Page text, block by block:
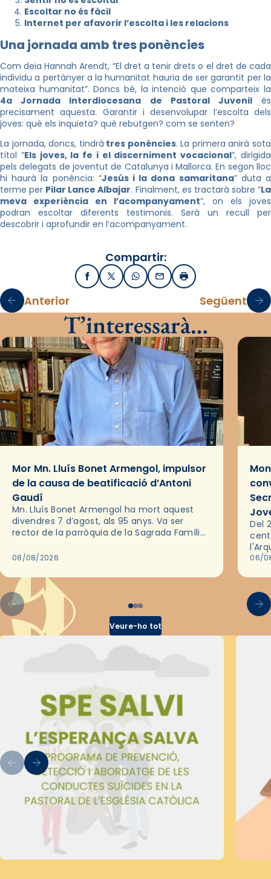
Escoltar no és fàcil
Internet per afavorir l’escolta i les relacions
Una jornada amb tres ponències
Com deia Hannah Arendt, “El dret a tenir drets o el dret de cada
individu a pertànyer a la humanitat hauria de ser garantit per la
mateixa humanitat”. Doncs bé, la intenció que comparteix la
4a Jornada Interdiocesana de Pastoral Juvenilés
precisament aquesta. Garantir i desenvolupar l’escolta dels
joves: què els inquieta? què rebutgen? com se senten?
La jornada, doncs, tindrà tres ponències. La primera anirà sota
títol “Els joves, la fe i el discerniment vocacional”, dirigida
pels delegats de joventut de Catalunya i Mallorca. En segon lloc
hi haurà la ponència: “Jesús i la dona samaritana” duta a
terme per Pilar Lance Albajar. Finalment, es tractarà sobre “La
meva experiència en l’acompanyament”, on els joves
podran escoltar diferents testimonis. Serà un recull per
descobrir i aprofundir en l’acompanyament.
Compartir:
FacebookX / TwitterWhatsApp
EmailImprimir
Anterior Següent
T’interessarà…
Mor Mn. Lluís Bonet Armengol, impulsor
de la causa de beatificació d’Antoni
Gaudí
Mn. Lluís Bonet Armengol ha mort aquest
divendres 7 d’agost, als 95 anys. Va ser
rector de la parròquia de la Sagrada Família
2018,…
08/08/2026
Del
les
06/
Veure-ho tot